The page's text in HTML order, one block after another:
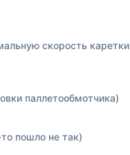
скорость каретки
паллетообмотчика)
пошло не так)